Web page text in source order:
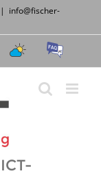
| info@fischer-
WetterFAQ